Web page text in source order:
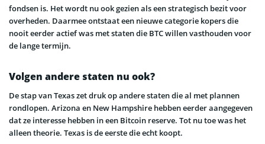
fondsen is. Het wordt nu ook gezien als een strategisch bezit voor
overheden. Daarmee ontstaat een nieuwe categorie kopers die
nooit eerder actief was met staten die BTC willen vasthouden voor
de lange termijn.
Volgen andere staten nu ook?
De stap van Texas zet druk op andere staten die al met plannen
rondlopen. Arizona en New Hampshire hebben eerder aangegeven
dat ze interesse hebben in een Bitcoin reserve. Tot nu toe was het
alleen theorie. Texas is de eerste die echt koopt.